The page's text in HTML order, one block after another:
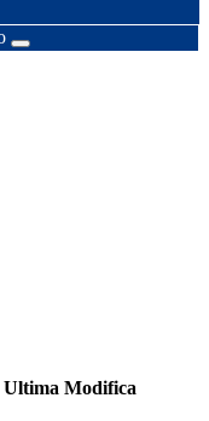
Ultima Modifica